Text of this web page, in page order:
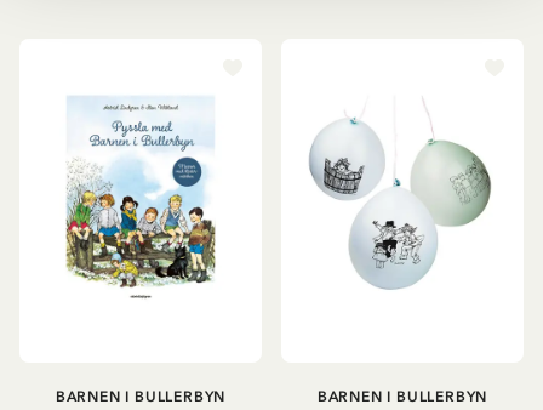
BARNEN I BULLERBYN BARNEN I BULLERBYN